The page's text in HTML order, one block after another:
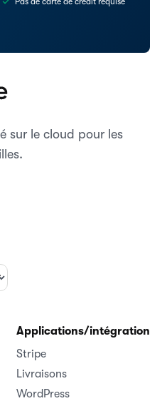
sur le cloud pour les
Applications/intégrations
Stripe
Livraisons
WordPress